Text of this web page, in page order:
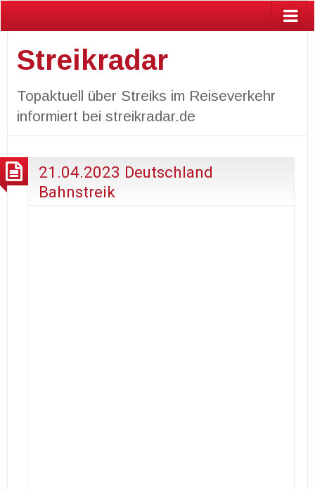
Streikradar
Topaktuell über Streiks im Reiseverkehr
informiert bei streikradar.de
21.04.2023 Deutschland
Bahnstreik